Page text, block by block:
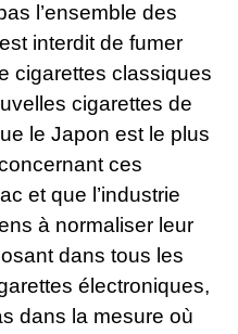
l’ensemble des
interdit de fumer
cigarettes classiques
cigarettes de
le Japon est le plus
ces
et que l’industrie
à normaliser leur
dans tous les
électroniques,
dans la mesure où